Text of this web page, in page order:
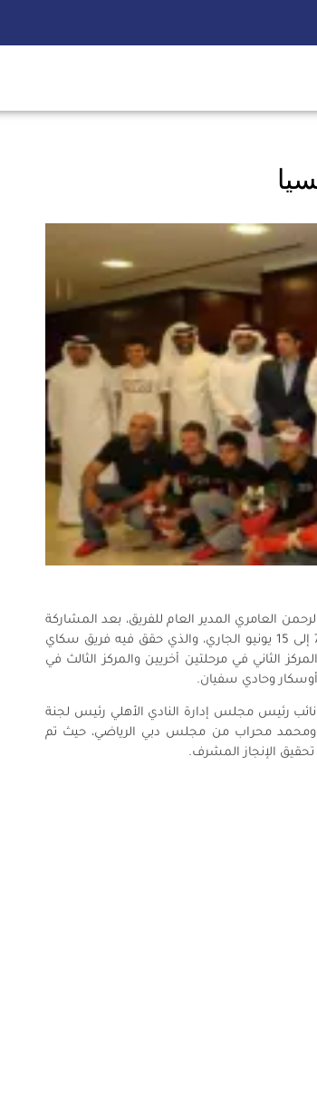
العامري المدير العام للفريق، بعد المشاركة
الناجحة والمتميزة في طواف سينجراك الدولي الذي أقيم في إندونيسيا في الفترة من 7 إلى 15 يونيو الجاري، والذي حقق فيه فريق سكاي
الثاني في مرحلتين أخريين والمركز الثالث في
أوسكار وحادي سفيان.
رئيس مجلس إدارة النادي الأهلي رئيس لجنة
ومحمد محراب من مجلس دبي الرياضي، حيث تم
تحقيق الإنجاز المشرف.